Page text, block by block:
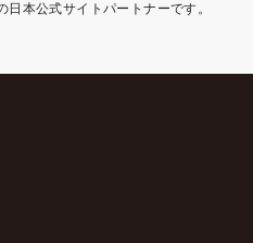
本公式サイトパートナーです。